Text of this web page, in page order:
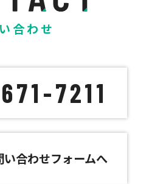
合わせ
7211
い合わせフォームへ